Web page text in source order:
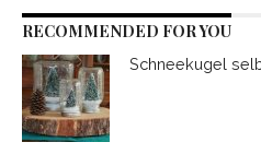
RECOMMENDED FOR YOU
Schneekugel